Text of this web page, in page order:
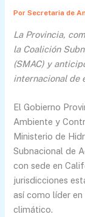
PorSecretaria de
La Provincia,
la Coalición
(SMAC) y
internacional de
El Gobierno
Ambiente y
Ministerio de
Subnacional de
con sede en
jurisdicciones
así como líder
climático.